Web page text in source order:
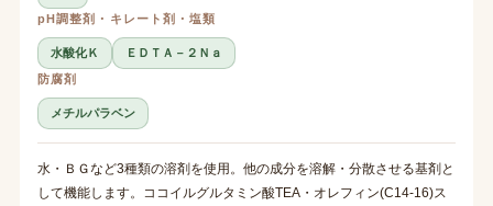
pH調整剤・キレート剤・塩類
水酸化Ｋ
ＥＤＴＡ－２Ｎａ
防腐剤
メチルパラベン
水・ＢＧなど3種類の溶剤を使用。他の成分を溶解・分散させる基剤と
して機能します。ココイルグルタミン酸TEA・オレフィン(C14-16)ス